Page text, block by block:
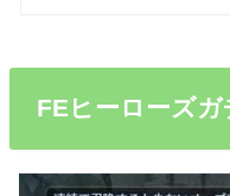
FEヒーローズガ